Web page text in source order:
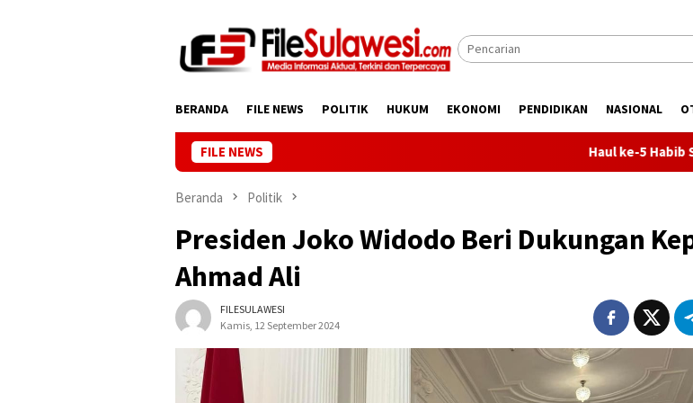
BERANDA FILE NEWS POLITIK HUKUM EKONOMI PENDIDIKAN NASIONAL
FILE NEWS Haul ke-5 Habib Saggaf,
Beranda Politik
Presiden Joko Widodo Beri Dukungan
Ahmad Ali
FILESULAWESI
Kamis, 12 September 2024